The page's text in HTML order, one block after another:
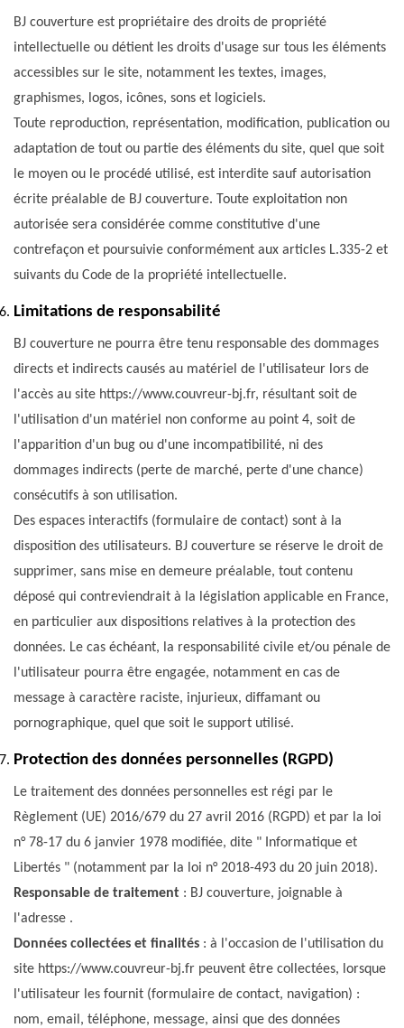
BJ couverture est propriétaire des droits de propriété
intellectuelle ou détient les droits d'usage sur tous les éléments
accessibles sur le site, notamment les textes, images,
graphismes, logos, icônes, sons et logiciels.
Toute reproduction, représentation, modification, publication ou
adaptation de tout ou partie des éléments du site, quel que soit
le moyen ou le procédé utilisé, est interdite sauf autorisation
écrite préalable de BJ couverture. Toute exploitation non
autorisée sera considérée comme constitutive d'une
contrefaçon et poursuivie conformément aux articles L.335-2 et
suivants du Code de la propriété intellectuelle.
Limitations de responsabilité
BJ couverture ne pourra être tenu responsable des dommages
directs et indirects causés au matériel de l'utilisateur lors de
l'accès au site https://www.couvreur-bj.fr, résultant soit de
l'utilisation d'un matériel non conforme au point 4, soit de
l'apparition d'un bug ou d'une incompatibilité, ni des
dommages indirects (perte de marché, perte d'une chance)
consécutifs à son utilisation.
Des espaces interactifs (formulaire de contact) sont à la
disposition des utilisateurs. BJ couverture se réserve le droit de
supprimer, sans mise en demeure préalable, tout contenu
déposé qui contreviendrait à la législation applicable en France,
en particulier aux dispositions relatives à la protection des
données. Le cas échéant, la responsabilité civile et/ou pénale de
l'utilisateur pourra être engagée, notamment en cas de
message à caractère raciste, injurieux, diffamant ou
pornographique, quel que soit le support utilisé.
Protection des données personnelles (RGPD)
Le traitement des données personnelles est régi par le
Règlement (UE) 2016/679 du 27 avril 2016 (RGPD) et par la loi
n° 78-17 du 6 janvier 1978 modifiée, dite " Informatique et
Libertés " (notamment par la loi n° 2018-493 du 20 juin 2018).
Responsable de traitement : BJ couverture, joignable à
l'adresse .
Données collectées et finalités : à l'occasion de l'utilisation du
site https://www.couvreur-bj.fr peuvent être collectées, lorsque
l'utilisateur les fournit (formulaire de contact, navigation) :
nom, email, téléphone, message, ainsi que des données